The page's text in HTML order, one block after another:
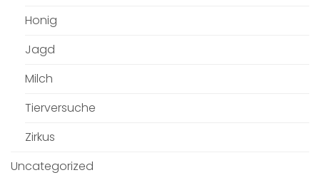
Honig
Jagd
Milch
Tierversuche
Zirkus
Uncategorized